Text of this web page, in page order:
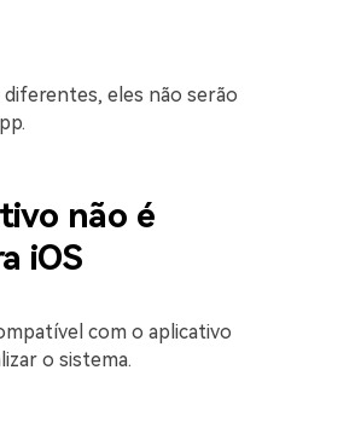
eles não serão
não é
iOS
com o aplicativo
o sistema.